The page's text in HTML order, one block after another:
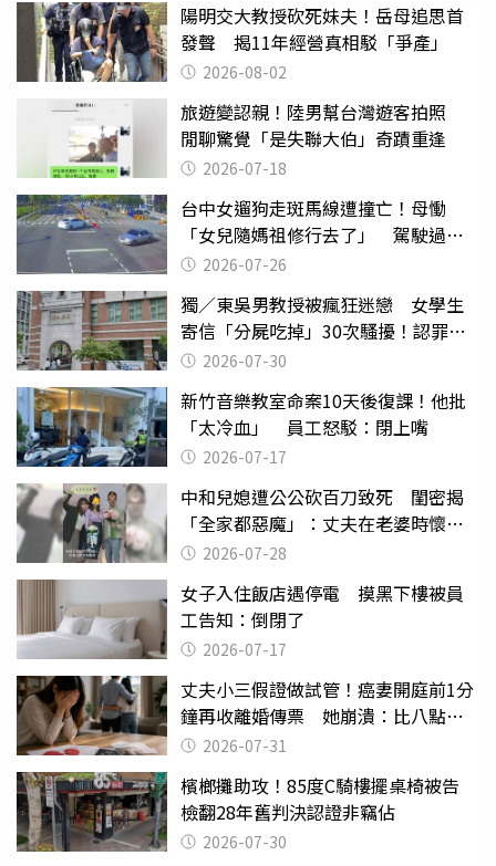
陽明交大教授砍死妹夫！岳母追思首
發聲 揭11年經營真相駁「爭產」
2026-08-02
旅遊變認親！陸男幫台灣遊客拍照
閒聊驚覺「是失聯大伯」奇蹟重逢
2026-07-18
台中女遛狗走斑馬線遭撞亡！母慟
「女兒隨媽祖修行去了」 駕駛過失
致死判9月
2026-07-26
獨／東吳男教授被瘋狂迷戀 女學生
寄信「分屍吃掉」30次騷擾！認罪免
關 2026-07-30
新竹音樂教室命案10天後復課！他批
「太冷血」 員工怒駁：閉上嘴
2026-07-17
中和兒媳遭公公砍百刀致死 閨密揭
「全家都惡魔」：丈夫在老婆時懷孕
摔東西
2026-07-28
女子入住飯店遇停電 摸黑下樓被員
工告知：倒閉了
2026-07-17
丈夫小三假證做試管！癌妻開庭前1分
鐘再收離婚傳票 她崩潰：比八點檔
還扯2026-07-31
檳榔攤助攻！85度C騎樓擺桌椅被告
檢翻28年舊判決認證非竊佔
2026-07-30